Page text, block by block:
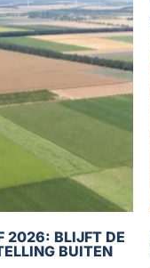
2026: BLIJFT DE
BUITEN